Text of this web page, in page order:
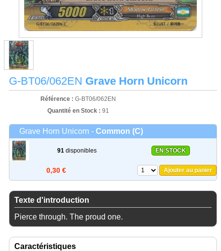
G-BT06/062EN Grave Horn Unicorn
Référence : G-BT06/062EN
Quantité en Stock : 91
Grave Horn Unicorn - Common (C)
91 disponibles EN STOCK
0,30 € Ajouter au panier
Texte d'introduction
Pierce through. The proud one.
Caractéristiques